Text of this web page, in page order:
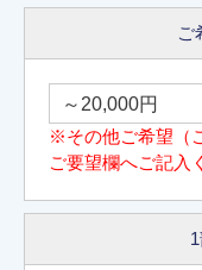
ご
※その他ご希望（
ご要望欄へご記入